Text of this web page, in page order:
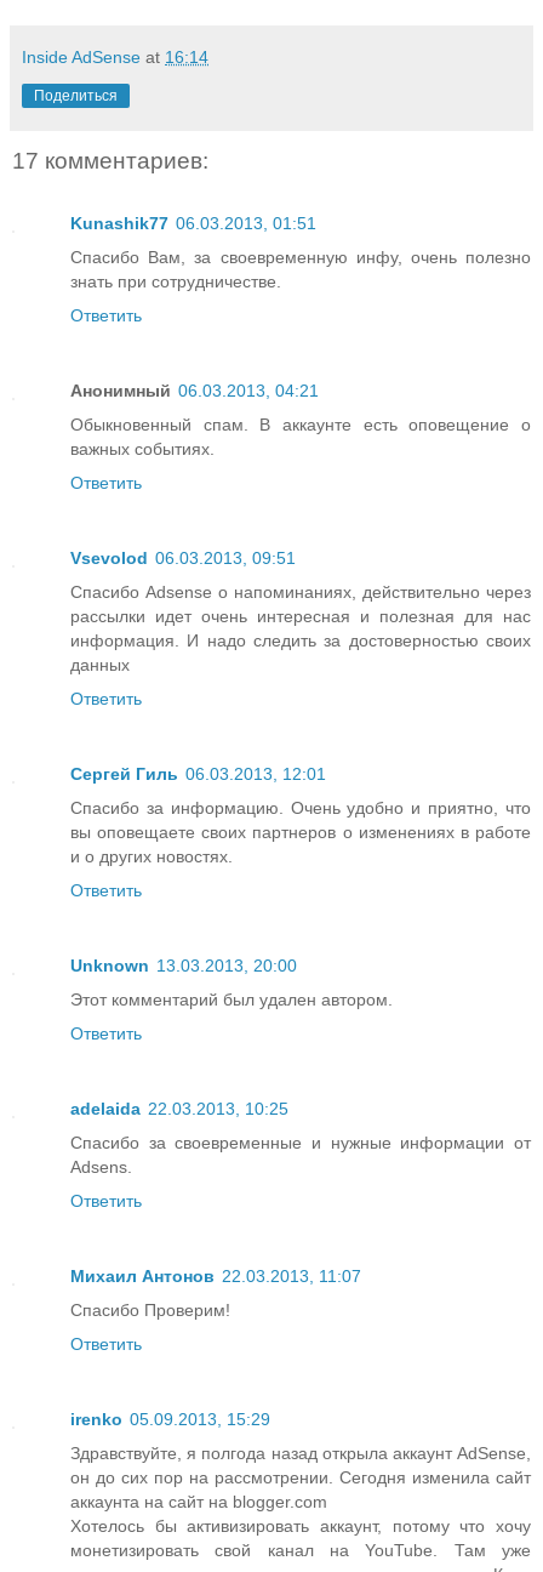
Inside AdSense at 16:14
Поделиться
17 комментариев:
Kunashik77 06.03.2013, 01:51
Спасибо Вам, за своевременную инфу, очень полезно
знать при сотрудничестве.
Ответить
Анонимный 06.03.2013, 04:21
Обыкновенный спам. В аккаунте есть оповещение о
важных событиях.
Ответить
Vsevolod 06.03.2013, 09:51
Спасибо Adsense о напоминаниях, действительно через
рассылки идет очень интересная и полезная для нас
информация. И надо следить за достоверностью своих
данных
Ответить
Сергей Гиль 06.03.2013, 12:01
Спасибо за информацию. Очень удобно и приятно, что
вы оповещаете своих партнеров о изменениях в работе
и о других новостях.
Ответить
Unknown 13.03.2013, 20:00
Этот комментарий был удален автором.
Ответить
adelaida 22.03.2013, 10:25
Спасибо за своевременные и нужные информации от
Adsens.
Ответить
Михаил Антонов 22.03.2013, 11:07
Спасибо Проверим!
Ответить
irenko 05.09.2013, 15:29
Здравствуйте, я полгода назад открыла аккаунт AdSense,
он до сих пор на рассмотрении. Сегодня изменила сайт
аккаунта на сайт на blogger.com
Хотелось бы активизировать аккаунт, потому что хочу
монетизировать свой канал на YouTube. Там уже